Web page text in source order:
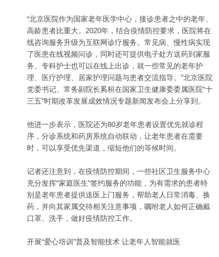
“北京医院作为国家老年医学中心，接诊患者之中的老年、
高龄患者比重大。2020年，结合疫情防控要求，医院将在
线咨询服务升级为互联网诊疗服务。常见病、慢性病实现
了医患在线视频问诊，同时还可提供电子处方送药到家服
务。专科护士也可以在线上出诊，就一些常见的老年护
理、医疗护理、居家护理问题与患者交流指导。”北京医院
党委书记、常务副院长奚桓在国家卫生健康委委属医院“十
三五”时期改革发展成效情况专题新闻发布会上分享到。
他进一步表示，医院还为80岁老年患者设置优先就诊程
序，分诊系统和药房系统自动联动，让老年患者在需要
时，可以享受优先渠道，缩短他们的等候时间。
记者还注意到，在疫情防控期间，一些社区卫生服务中心
充分发挥“家庭医生”签约服务的功能，为有需求的患者特
别是老年患者提供送医上门服务，帮助老人日常消毒、换
药，并向其家属交待相关注意事项，嘱咐老人如何正确戴
口罩、洗手，做好疫情防控工作。
开展“爱心培训”普及智能技术 让老年人智能就医